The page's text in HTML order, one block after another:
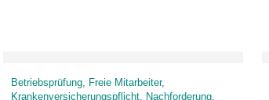
Betriebsprüfung, Freie Mitarbeiter,
Krankenversicherungspflicht, Nachforderung,